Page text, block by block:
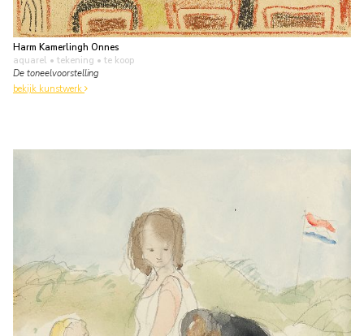
Harm Kamerlingh Onnes
aquarel • tekening • te koop
De toneelvoorstelling
bekijk kunstwerk